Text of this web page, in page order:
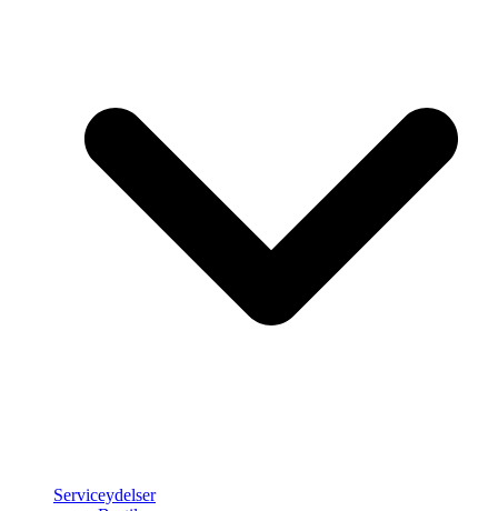
Serviceydelser